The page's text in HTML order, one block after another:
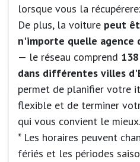
lorsque vous la
De plus, la voiture peut
n'importe quelle agence
— le réseau comprend
dans différentes villes
permet de planifier votre
flexible et de terminer
qui vous convient le mieux.
* Les horaires peuvent
fériés et les périodes